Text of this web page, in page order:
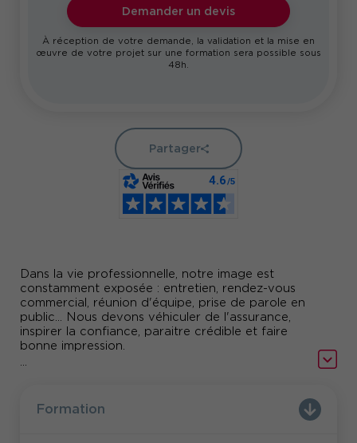
Dans la vie professionnelle, notre image est
constamment exposée : entretien, rendez-vous
commercial, réunion d'équipe, prise de parole en
public... Nous devons véhiculer de l'assurance,
inspirer la confiance, paraitre crédible et faire
bonne impression.
cohérence avec votre fonction.
...
Demander un devis
À réception de votre demande, la validation et la mise en
œuvre de votre projet sur une formation sera possible sous
48h.
Partager
Formation